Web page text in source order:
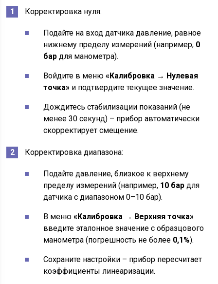
Корректировка нуля:
Подайте на вход датчика давление, равное
нижнему пределу измерений (например, 0
бар для манометра).
Войдите в меню«Калибровка → Нулевая
точка» и подтвердите текущее значение.
Дождитесь стабилизации показаний (не
менее 30 секунд) – прибор автоматически
скорректирует смещение.
Корректировка диапазона:
Подайте давление, близкое к верхнему
пределу измерений (например, 10 бар для
датчика с диапазоном 0–10 бар).
В меню«Калибровка → Верхняя точка»
введите эталонное значение с образцового
манометра (погрешность не более 0,1%).
Сохраните настройки – прибор пересчитает
коэффициенты линеаризации.